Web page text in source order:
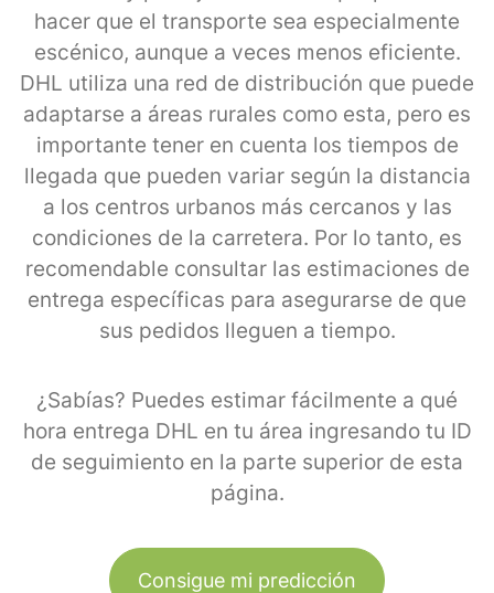
hacer que el transporte sea especialmente
escénico, aunque a veces menos eficiente.
DHL utiliza una red de distribución que puede
adaptarse a áreas rurales como esta, pero es
importante tener en cuenta los tiempos de
llegada que pueden variar según la distancia
a los centros urbanos más cercanos y las
condiciones de la carretera. Por lo tanto, es
recomendable consultar las estimaciones de
entrega específicas para asegurarse de que
sus pedidos lleguen a tiempo.
¿Sabías? Puedes estimar fácilmente a qué
hora entrega DHL en tu área ingresando tu ID
de seguimiento en la parte superior de esta
página.
Consigue mi predicción